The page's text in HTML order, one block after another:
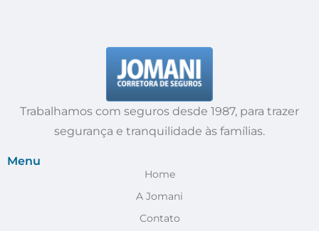
Trabalhamos com seguros desde 1987, para trazer
segurança e tranquilidade às famílias.
Menu
Home
A Jomani
Contato